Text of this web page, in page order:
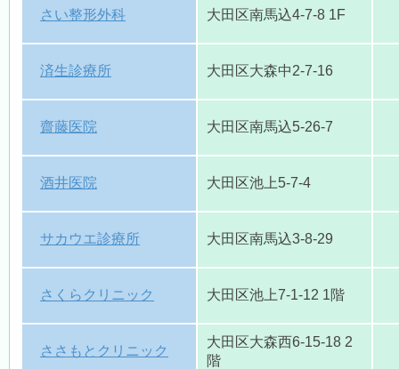
さい整形外科 大田区南馬込4-7-8 1F
済生診療所 大田区大森中2-7-16
齋藤医院 大田区南馬込5-26-7
酒井医院 大田区池上5-7-4
サカウエ診療所 大田区南馬込3-8-29
さくらクリニック 大田区池上7-1-12 1階
ささもとクリニック
大田区大森西6-15-18 2
階